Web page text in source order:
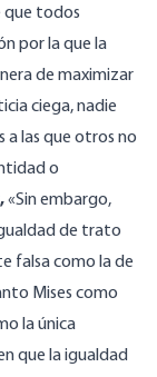
que todos
por la que la
de maximizar
ciega, nadie
a las que otros no
o
,«Sin embargo,
de trato
falsa como la de
Mises como
la única
que la igualdad